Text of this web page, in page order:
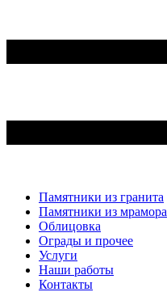
Памятники из гранита
Памятники из мрамора
Облицовка
Ограды и прочее
Услуги
Наши работы
Контакты